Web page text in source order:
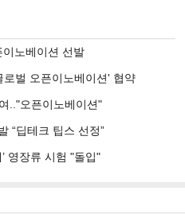
노베이션 선발
벌 오픈이노베이션' 협약
.."오픈이노베이션"
“딥테크 팁스 선정”
영장류 시험 "돌입"